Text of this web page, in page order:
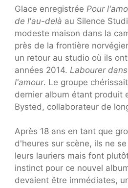
Glace enregistrée Pour
de l'au-delà au Silence
modeste maison dans la
près de la frontière
un retour au studio où ils
années 2014. Labourer
l'amour. Le groupe
dernier album étant produit
Bysted, collaborateur de
Après 18 ans en tant que
d'heures sur scène, ils ne
leurs lauriers mais font
instinct pour ce nouvel
devaient être immédiates,